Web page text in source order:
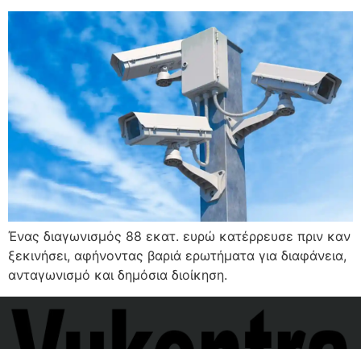
Ένας διαγωνισμός 88 εκατ. ευρώ κατέρρευσε πριν καν
ξεκινήσει, αφήνοντας βαριά ερωτήματα για διαφάνεια,
ανταγωνισμό και δημόσια διοίκηση.